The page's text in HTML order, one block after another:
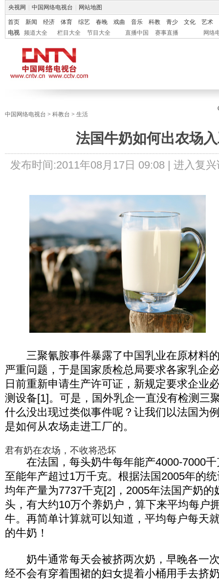
央视网 中国网络电视台 网站地图
首页 新闻 经济 体育 综艺 春晚 戏曲 音乐 科教 青少 文化
艺术
电视
频道大全 栏目大全 节目大全 直播中国 赛事直播 网络
中国网络电视台 > 科教台 > 生活
法国牛奶如何出农场
发布时间:2011年08月17日 09:08 | 进入复兴
三聚氰胺事件暴露了中国乳业在原材料
严重问题，于是国家质检总局要求各家乳企
日前重新申请生产许可证，新规定要求企业
测设备[1]。可是，国外乳企一直没有检测三
什么没出现过类似事件呢？让我们以法国为
是如何从农场走进工厂的。
君有奶在农场，不收将恐坏
在法国，每头奶牛每年能产4000-7000千
至能年产超过1万千克。根据法国2005年的
均年产量为7737千克[2]，2005年法国产奶的
头，有大约10万个养奶户，算下来平均每户
牛。再简单计算就可以知道，平均每户每天
的牛奶！
奶牛通常每天会被挤两次奶，早晚各一
经不会有穿着围裙的妇女提着小桶用手去挤